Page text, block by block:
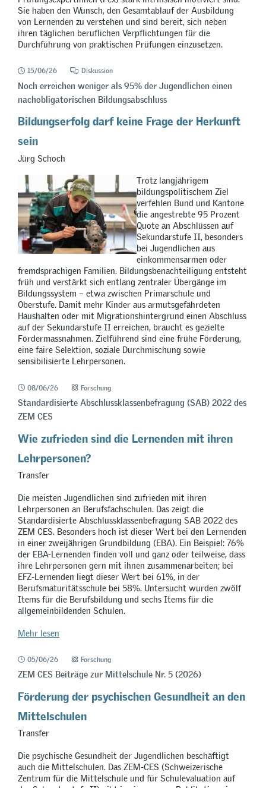
Sie haben den Wunsch, den Gesamtablauf der Ausbildung
von Lernenden zu verstehen und sind bereit, sich neben
ihren täglichen beruflichen Verpflichtungen für die
Durchführung von praktischen Prüfungen einzusetzen.
15/06/26 Diskussion
Noch erreichen weniger als 95% der Jugendlichen einen
nachobligatorischen Bildungsabschluss
Bildungserfolg darf keine Frage der Herkunft
sein
Jürg Schoch
Trotz langjährigem
bildungspolitischem Ziel
verfehlen Bund und Kantone
die angestrebte 95 Prozent
Quote an Abschlüssen auf
Sekundarstufe II, besonders
bei Jugendlichen aus
einkommensarmen oder
fremdsprachigen Familien. Bildungsbenachteiligung entsteht
früh und verstärkt sich entlang zentraler Übergänge im
Bildungssystem – etwa zwischen Primarschule und
Oberstufe. Damit mehr Kinder aus armutsgefährdeten
Haushalten oder mit Migrationshintergrund einen Abschluss
auf der Sekundarstufe II erreichen, braucht es gezielte
Fördermassnahmen. Zielführend sind eine frühe Förderung,
eine faire Selektion, soziale Durchmischung sowie
sensibilisierte Lehrpersonen.
08/06/26 Forschung
Standardisierte Abschlussklassenbefragung (SAB) 2022 des
ZEM CES
Wie zufrieden sind die Lernenden mit ihren
Lehrpersonen?
Transfer
Die meisten Jugendlichen sind zufrieden mit ihren
Lehrpersonen an Berufsfachschulen. Das zeigt die
Standardisierte Abschlussklassenbefragung SAB 2022 des
ZEM CES. Besonders hoch ist dieser Wert bei den Lernenden
in einer zweijährigen Grundbildung (EBA). Ein Beispiel: 76%
der EBA-Lernenden finden voll und ganz oder teilweise, dass
ihre Lehrpersonen gern mit ihnen zusammenarbeiten; bei
EFZ-Lernenden liegt dieser Wert bei 61%, in der
Berufsmaturitätsschule bei 58%. Untersucht wurden zwölf
Items für die Berufsbildung und sechs Items für die
allgemeinbildenden Schulen.
Mehr lesen
05/06/26 Forschung
ZEM CES Beiträge zur Mittelschule Nr. 5 (2026)
Förderung der psychischen Gesundheit an den
Mittelschulen
Transfer
Die psychische Gesundheit der Jugendlichen beschäftigt
auch die Mittelschulen. Das ZEM-CES (Schweizerische
Zentrum für die Mittelschule und für Schulevaluation auf